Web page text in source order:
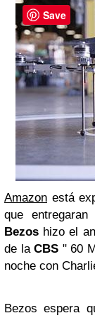
Amazon está
que
Bezos hizo el
de laCBS " 60
noche con
Bezos espera
Save